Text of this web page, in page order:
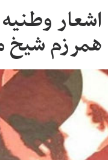
اشعار
همرزم شیخ